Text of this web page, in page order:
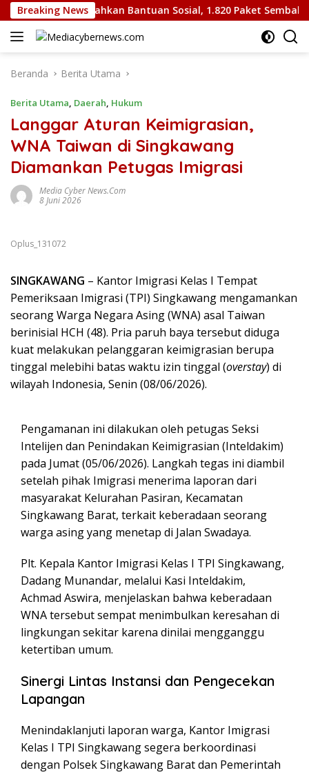
Langsung
ke
konten
Breaking News
Kepri Serahkan Bantuan Sosial, 1.820 Paket Sembako
Beranda Berita Utama
Berita Utama, Daerah, Hukum
Langgar Aturan Keimigrasian,
WNA Taiwan di Singkawang
Diamankan Petugas Imigrasi
Media Cyber News.Com
8 Juni 2026
Oplus_131072
SINGKAWANG – Kantor Imigrasi Kelas I Tempat
Pemeriksaan Imigrasi (TPI) Singkawang mengamankan
seorang Warga Negara Asing (WNA) asal Taiwan
berinisial HCH (48). Pria paruh baya tersebut diduga
kuat melakukan pelanggaran keimigrasian berupa
tinggal melebihi batas waktu izin tinggal (overstay) di
wilayah Indonesia, Senin (08/06/2026).
Pengamanan ini dilakukan oleh petugas Seksi
Intelijen dan Penindakan Keimigrasian (Inteldakim)
pada Jumat (05/06/2026). Langkah tegas ini diambil
setelah pihak Imigrasi menerima laporan dari
masyarakat Kelurahan Pasiran, Kecamatan
Singkawang Barat, terkait keberadaan seorang
warga asing yang menetap di Jalan Swadaya.
Plt. Kepala Kantor Imigrasi Kelas I TPI Singkawang,
Dadang Munandar, melalui Kasi Inteldakim,
Achmad Aswira, menjelaskan bahwa keberadaan
WNA tersebut sempat menimbulkan keresahan di
lingkungan sekitar karena dinilai mengganggu
ketertiban umum.
Sinergi Lintas Instansi dan Pengecekan
Lapangan
Menindaklanjuti laporan warga, Kantor Imigrasi
Kelas I TPI Singkawang segera berkoordinasi
dengan Polsek Singkawang Barat dan Pemerintah